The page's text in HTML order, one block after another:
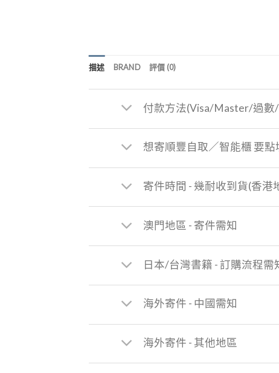
描述 BRAND 評價 (0)
付款方法(Visa/Master/過數
想寄順豐自取／智能櫃 要點
寄件時間 - 幾耐收到貨(香港
澳門地區 - 寄件需知
日本/台灣書籍 - 訂購流程需
海外寄件 - 中國需知
海外寄件 - 其他地區